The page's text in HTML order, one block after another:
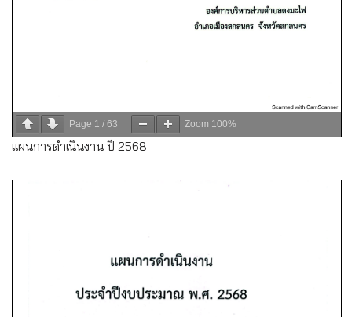
Page 1 / 63 Zoom 100%
แผนการดำเนินงาน ปี 2568